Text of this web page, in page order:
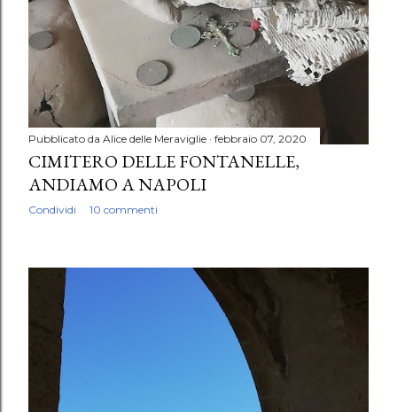
Pubblicato da Alice delle Meraviglie febbraio 07, 2020
CIMITERO DELLE FONTANELLE,
ANDIAMO A NAPOLI
Condividi 10 commenti